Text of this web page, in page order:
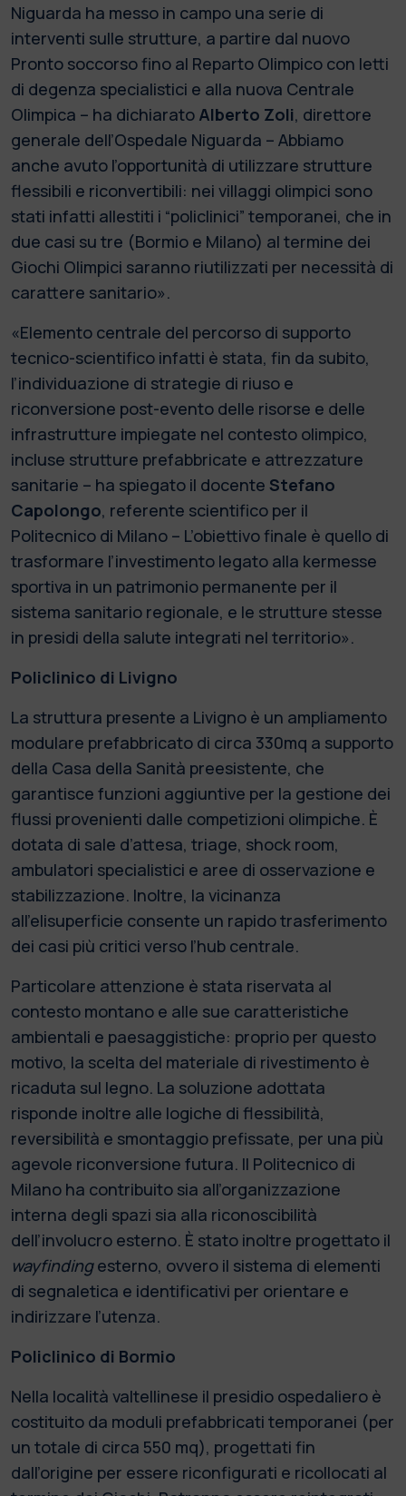
Niguarda ha messo in campo una serie di
interventi sulle strutture, a partire dal nuovo
Pronto soccorso fino al Reparto Olimpico con letti
di degenza specialistici e alla nuova Centrale
Olimpica – ha dichiarato Alberto Zoli, direttore
generale dell’Ospedale Niguarda – Abbiamo
anche avuto l’opportunità di utilizzare strutture
flessibili e riconvertibili: nei villaggi olimpici sono
stati infatti allestiti i “policlinici” temporanei, che in
due casi su tre (Bormio e Milano) al termine dei
Giochi Olimpici saranno riutilizzati per necessità di
carattere sanitario».
«Elemento centrale del percorso di supporto
tecnico-scientifico infatti è stata, fin da subito,
l’individuazione di strategie di riuso e
riconversione post-evento delle risorse e delle
infrastrutture impiegate nel contesto olimpico,
incluse strutture prefabbricate e attrezzature
sanitarie – ha spiegato il docente Stefano
Capolongo, referente scientifico per il
Politecnico di Milano – L’obiettivo finale è quello di
trasformare l’investimento legato alla kermesse
sportiva in un patrimonio permanente per il
sistema sanitario regionale, e le strutture stesse
in presidi della salute integrati nel territorio».
Policlinico di Livigno
La struttura presente a Livigno è un ampliamento
modulare prefabbricato di circa 330mq a supporto
della Casa della Sanità preesistente, che
garantisce funzioni aggiuntive per la gestione dei
flussi provenienti dalle competizioni olimpiche. È
dotata di sale d’attesa, triage, shock room,
ambulatori specialistici e aree di osservazione e
stabilizzazione. Inoltre, la vicinanza
all’elisuperficie consente un rapido trasferimento
dei casi più critici verso l’hub centrale.
Particolare attenzione è stata riservata al
contesto montano e alle sue caratteristiche
ambientali e paesaggistiche: proprio per questo
motivo, la scelta del materiale di rivestimento è
ricaduta sul legno. La soluzione adottata
risponde inoltre alle logiche di flessibilità,
reversibilità e smontaggio prefissate, per una più
agevole riconversione futura. Il Politecnico di
Milano ha contribuito sia all’organizzazione
interna degli spazi sia alla riconoscibilità
dell’involucro esterno. È stato inoltre progettato il
wayfindingesterno, ovvero il sistema di elementi
di segnaletica e identificativi per orientare e
indirizzare l’utenza.
Policlinico di Bormio
Nella località valtellinese il presidio ospedaliero è
costituito da moduli prefabbricati temporanei (per
un totale di circa 550 mq), progettati fin
dall’origine per essere riconfigurati e ricollocati al